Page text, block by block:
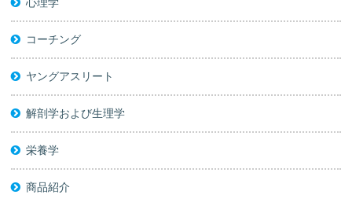
心理学
コーチング
ヤングアスリート
解剖学および生理学
栄養学
商品紹介